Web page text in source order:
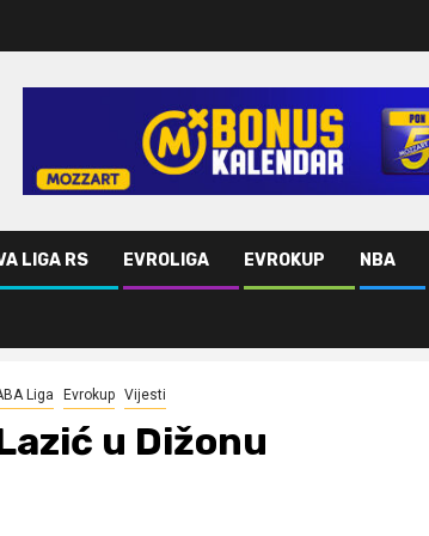
LIGA RS EVROLIGA EVROKUP NBA
Liga Evrokup Vijesti
u Dižonu